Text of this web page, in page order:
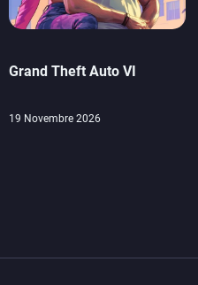
Grand Theft Auto VI
19 Novembre 2026